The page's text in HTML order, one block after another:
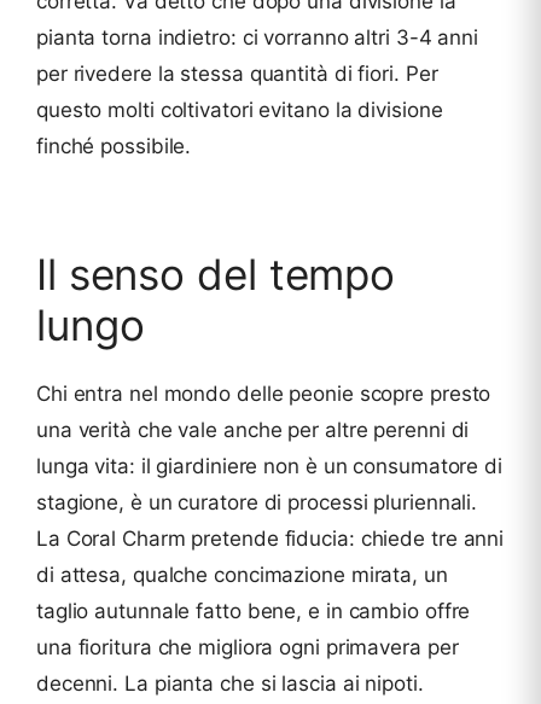
pianta torna indietro: ci vorranno altri 3-4 anni
per rivedere la stessa quantità di fiori. Per
questo molti coltivatori evitano la divisione
finché possibile.
Il senso del tempo
lungo
Chi entra nel mondo delle peonie scopre presto
una verità che vale anche per altre perenni di
lunga vita: il giardiniere non è un consumatore di
stagione, è un curatore di processi pluriennali.
La Coral Charm pretende fiducia: chiede tre anni
di attesa, qualche concimazione mirata, un
taglio autunnale fatto bene, e in cambio offre
una fioritura che migliora ogni primavera per
decenni. La pianta che si lascia ai nipoti.